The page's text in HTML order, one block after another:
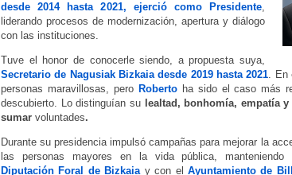
desde 2014 hasta 2021, ejerció como Presidente,
liderando procesos de modernización, apertura y diálogo
con las instituciones.
Tuve el honor de conocerle siendo, a propuesta suya,
Secretario de Nagusiak Bizkaia desde 2019 hasta 2021. En
personas maravillosas, pero Roberto ha sido el caso más
descubierto. Lo distinguían su lealtad, bonhomía, empatía
sumar voluntades.
Durante su presidencia impulsó campañas para mejorar la
las personas mayores en la vida pública, manteniendo
Diputación Foral de Bizkaiay con el Ayuntamiento de